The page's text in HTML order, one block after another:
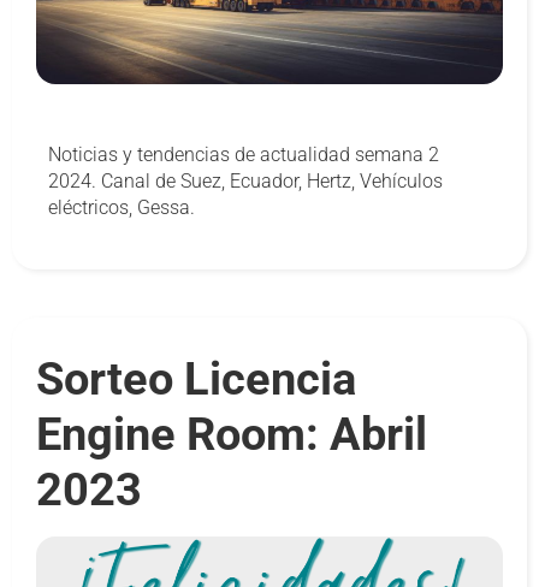
Noticias y tendencias de actualidad semana 2
2024. Canal de Suez, Ecuador, Hertz, Vehículos
eléctricos, Gessa.
Sorteo Licencia
Engine Room: Abril
2023